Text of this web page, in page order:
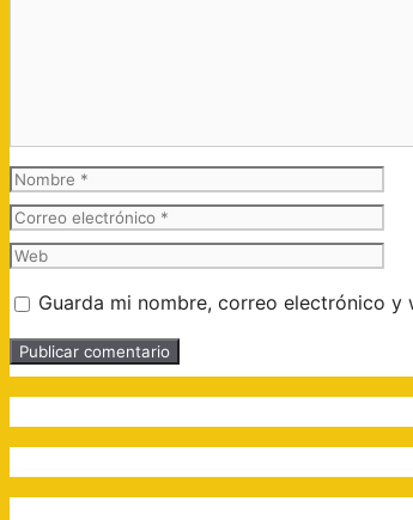
Nombre
Correo
electrónico
Web
Guarda mi nombre, correo electrónico